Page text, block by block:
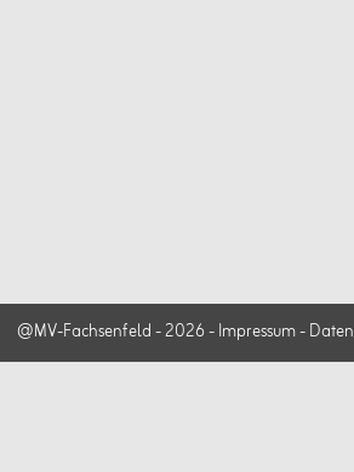
@MV-Fachsenfeld - 2026 -Impressum-